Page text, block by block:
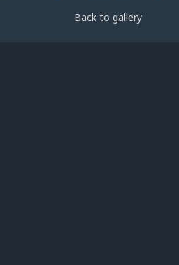
Back to gallery